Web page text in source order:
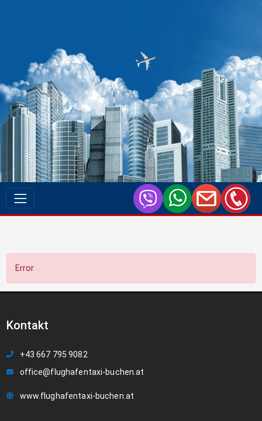
Error
Kontakt
+43 667 795 9082
office@flughafentaxi-buchen.at
www.flughafentaxi-buchen.at